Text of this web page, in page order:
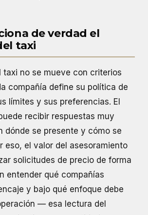
de verdad el
taxi
taxi no se mueve con criterios
compañía define su política de
límites y sus preferencias. El
recibir respuestas muy
dónde se presente y cómo se
eso, el valor del asesoramiento
solicitudes de precio de forma
entender qué compañías
y bajo qué enfoque debe
— esa lectura del